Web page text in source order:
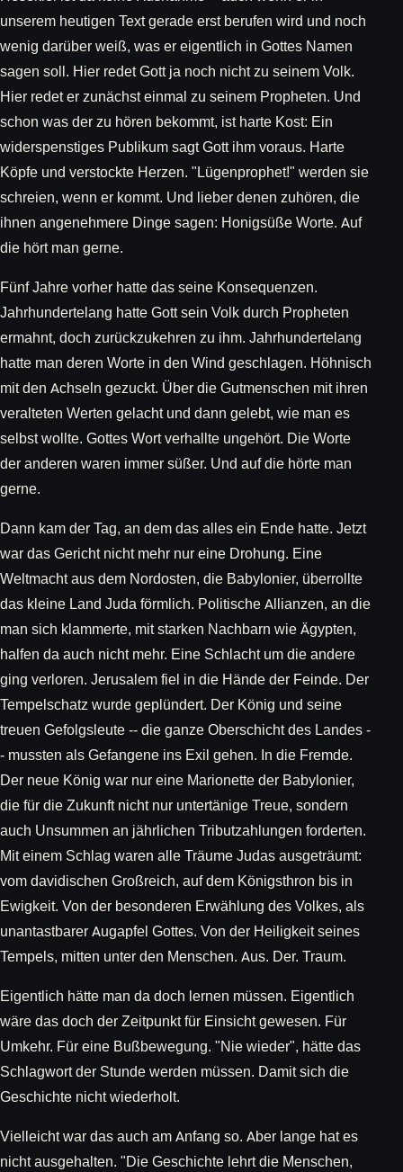
unserem heutigen Text gerade erst berufen wird und noch
wenig darüber weiß, was er eigentlich in Gottes Namen
sagen soll. Hier redet Gott ja noch nicht zu seinem Volk.
Hier redet er zunächst einmal zu seinem Propheten. Und
schon was der zu hören bekommt, ist harte Kost: Ein
widerspenstiges Publikum sagt Gott ihm voraus. Harte
Köpfe und verstockte Herzen. "Lügenprophet!" werden sie
schreien, wenn er kommt. Und lieber denen zuhören, die
ihnen angenehmere Dinge sagen: Honigsüße Worte. Auf
die hört man gerne.
Fünf Jahre vorher hatte das seine Konsequenzen.
Jahrhundertelang hatte Gott sein Volk durch Propheten
ermahnt, doch zurückzukehren zu ihm. Jahrhundertelang
hatte man deren Worte in den Wind geschlagen. Höhnisch
mit den Achseln gezuckt. Über die Gutmenschen mit ihren
veralteten Werten gelacht und dann gelebt, wie man es
selbst wollte. Gottes Wort verhallte ungehört. Die Worte
der anderen waren immer süßer. Und auf die hörte man
gerne.
Dann kam der Tag, an dem das alles ein Ende hatte. Jetzt
war das Gericht nicht mehr nur eine Drohung. Eine
Weltmacht aus dem Nordosten, die Babylonier, überrollte
das kleine Land Juda förmlich. Politische Allianzen, an die
man sich klammerte, mit starken Nachbarn wie Ägypten,
halfen da auch nicht mehr. Eine Schlacht um die andere
ging verloren. Jerusalem fiel in die Hände der Feinde. Der
Tempelschatz wurde geplündert. Der König und seine
treuen Gefolgsleute -- die ganze Oberschicht des Landes -
- mussten als Gefangene ins Exil gehen. In die Fremde.
Der neue König war nur eine Marionette der Babylonier,
die für die Zukunft nicht nur untertänige Treue, sondern
auch Unsummen an jährlichen Tributzahlungen forderten.
Mit einem Schlag waren alle Träume Judas ausgeträumt:
vom davidischen Großreich, auf dem Königsthron bis in
Ewigkeit. Von der besonderen Erwählung des Volkes, als
unantastbarer Augapfel Gottes. Von der Heiligkeit seines
Tempels, mitten unter den Menschen. Aus. Der. Traum.
Eigentlich hätte man da doch lernen müssen. Eigentlich
wäre das doch der Zeitpunkt für Einsicht gewesen. Für
Umkehr. Für eine Bußbewegung. "Nie wieder", hätte das
Schlagwort der Stunde werden müssen. Damit sich die
Geschichte nicht wiederholt.
Vielleicht war das auch am Anfang so. Aber lange hat es
nicht ausgehalten. "Die Geschichte lehrt die Menschen,